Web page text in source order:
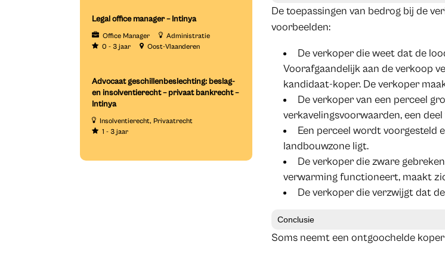
Legal office manager – Intinya
Office Manager
Administratie
0 - 3 jaar
Oost-Vlaanderen
Advocaat geschillenbeslechting: beslag-
en insolventierecht – privaat bankrecht –
Intinya
Insolventierecht Privaatrecht
1 - 3 jaar
De toepassingen van bedrog bij de
voorbeelden:
De verkoper die weet dat de
Voorafgaandelijk aan de verkoop
kandidaat-koper. De verkoper
De verkoper van een perceel
verkavelingsvoorwaarden, een
Een perceel wordt voorgesteld
landbouwzone ligt.
De verkoper die zware
verwarming functioneert, maakt
De verkoper die verzwijgt dat
Conclusie
Soms neemt een ontgoochelde